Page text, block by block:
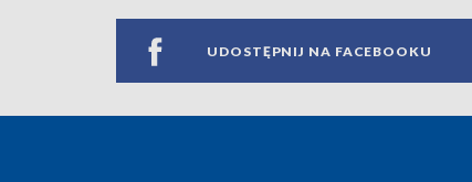
UDOSTĘPNIJ NA FACEBOOKU